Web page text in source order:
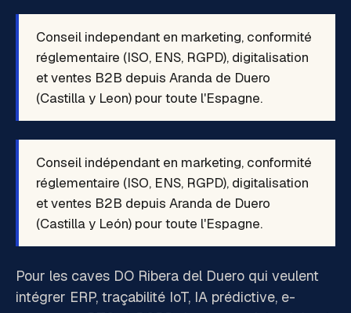
Conseil independant en marketing, conformité
réglementaire (ISO, ENS, RGPD), digitalisation
et ventes B2B depuis Aranda de Duero
(Castilla y Leon) pour toute l'Espagne.
Conseil indépendant en marketing, conformité
réglementaire (ISO, ENS, RGPD), digitalisation
et ventes B2B depuis Aranda de Duero
(Castilla y León) pour toute l'Espagne.
Pour les caves DO Ribera del Duero qui veulent
intégrer ERP, traçabilité IoT, IA prédictive, e-